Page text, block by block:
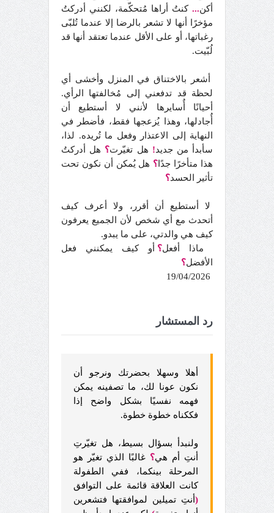
أكن... كنتُ أراها مُتحكّمة، لكنني أدركتُ
مؤخرًا أنها لا تشعر بالرضا إلا عندما تُلبّى
رغباتها، أو على الأقل عندما تعتقد أنها قد
لُبّيت.
أشعر بالاختناق في المنزل وأخشى أي
لحظة قد تدفعني إلى مُخالفتها الرأي.
أحيانًا أُسايرها لأنني لا أستطيع أن
أُجادلها، وهذا يُزعجها فقط، فأضطر في
النهاية إلى الاعتذار وفعل ما تُريده. لذا،
سأبدأ من جديد! هل تغيّرت؟ هل أدركتُ
هذا متأخرًا جدًا ؟ هل يُمكن أن نكون تحت
تأثير الحسد؟
لا أستطيع أن أقرر، ولا أعرف كيف
أتحدث مع أي شخص لأن الجميع يعرفون
كيف هي والدتي، على ما يبدو.
ماذا أفعل؟ أو كيف يمكنني فعل
الأفضل؟
19/04/2026
رد المستشار
أهلا وسهلا بحضرتك ونرجو أن
نكون عونا لك، ما تصفينه يمكن
فهمه نفسيًا بشكل واضح إذا
فككناه خطوة خطوة.
ولنبدأ بسؤال بسيط، هل تغيّرتِ
أنتِ أم هي؟ غالبًا الذي تغيّر هو
المرحلة بينكما، ففي الطفولة
كانت العلاقة قائمة على التوافق
( أنتِ تميلين لموافقتها فتشعرين